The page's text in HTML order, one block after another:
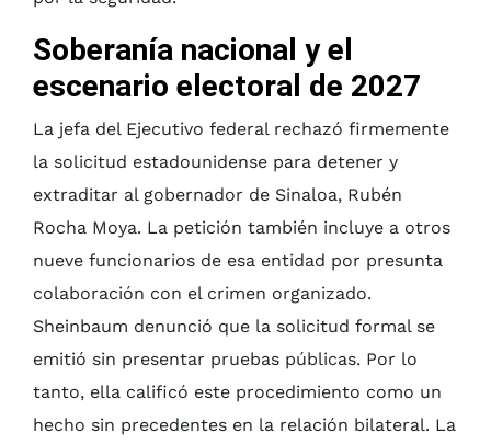
Soberanía nacional y el
escenario electoral de 2027
La jefa del Ejecutivo federal rechazó firmemente
la solicitud estadounidense para detener y
extraditar al gobernador de Sinaloa, Rubén
Rocha Moya. La petición también incluye a otros
nueve funcionarios de esa entidad por presunta
colaboración con el crimen organizado.
Sheinbaum denunció que la solicitud formal se
emitió sin presentar pruebas públicas. Por lo
tanto, ella calificó este procedimiento como un
hecho sin precedentes en la relación bilateral. La